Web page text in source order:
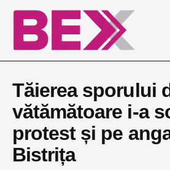
Tăierea sporului
vătămătoare i-a
protest și pe
Bistrița